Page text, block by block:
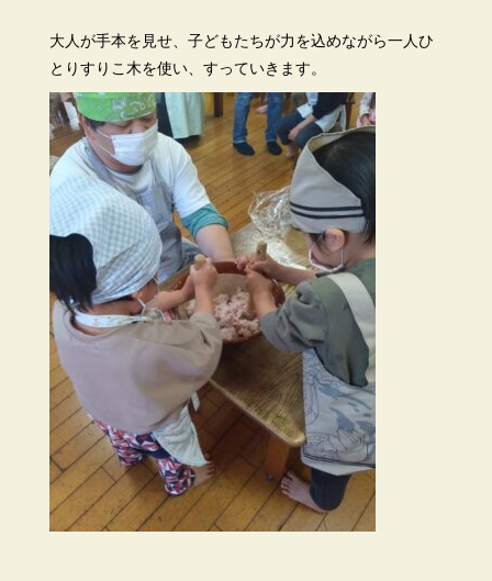
大人が手本を見せ、子どもたちが力を込めながら一人ひ
とりすりこ木を使い、すっていきます。